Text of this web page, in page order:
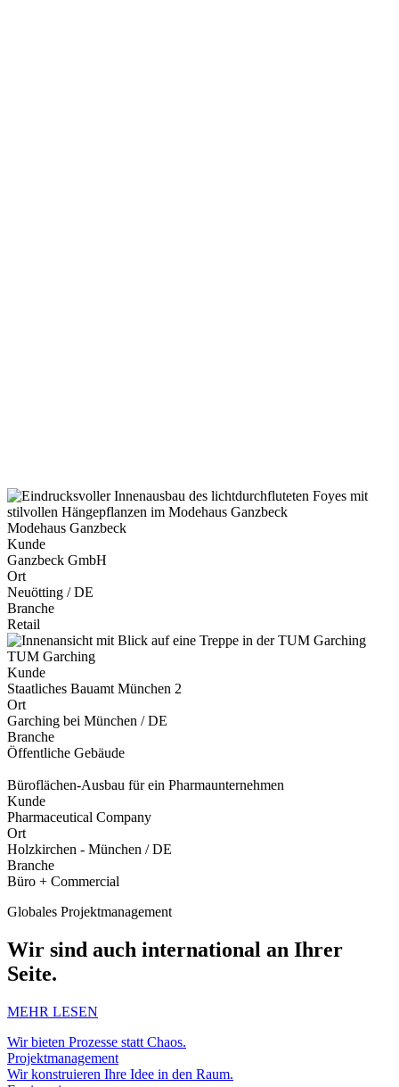
Modehaus Ganzbeck
Kunde
Ganzbeck GmbH
Ort
Neuötting / DE
Branche
Retail
TUM Garching
Kunde
Staatliches Bauamt München 2
Ort
Garching bei München / DE
Branche
Öffentliche Gebäude
Büroflächen-Ausbau für ein Pharmaunternehmen
Kunde
Pharmaceutical Company
Ort
Holzkirchen - München / DE
Branche
Büro + Commercial
Globales Projektmanagement
Wir sind auch international an Ihrer
Seite.
MEHR LESEN
Wir bieten Prozesse statt Chaos.
Projektmanagement
Wir konstruieren Ihre Idee in den Raum.